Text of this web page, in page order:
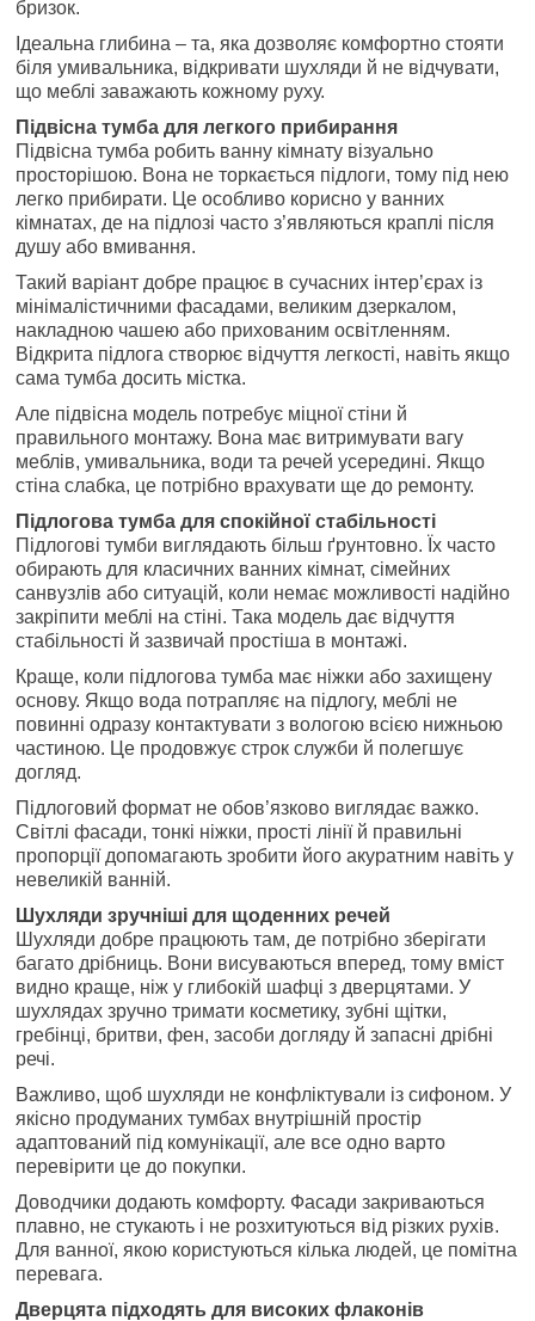
бризок.
Ідеальна глибина – та, яка дозволяє комфортно стояти
біля умивальника, відкривати шухляди й не відчувати,
що меблі заважають кожному руху.
Підвісна тумба для легкого прибирання
Підвісна тумба робить ванну кімнату візуально
просторішою. Вона не торкається підлоги, тому під нею
легко прибирати. Це особливо корисно у ванних
кімнатах, де на підлозі часто з’являються краплі після
душу або вмивання.
Такий варіант добре працює в сучасних інтер’єрах із
мінімалістичними фасадами, великим дзеркалом,
накладною чашею або прихованим освітленням.
Відкрита підлога створює відчуття легкості, навіть якщо
сама тумба досить містка.
Але підвісна модель потребує міцної стіни й
правильного монтажу. Вона має витримувати вагу
меблів, умивальника, води та речей усередині. Якщо
стіна слабка, це потрібно врахувати ще до ремонту.
Підлогова тумба для спокійної стабільності
Підлогові тумби виглядають більш ґрунтовно. Їх часто
обирають для класичних ванних кімнат, сімейних
санвузлів або ситуацій, коли немає можливості надійно
закріпити меблі на стіні. Така модель дає відчуття
стабільності й зазвичай простіша в монтажі.
Краще, коли підлогова тумба має ніжки або захищену
основу. Якщо вода потрапляє на підлогу, меблі не
повинні одразу контактувати з вологою всією нижньою
частиною. Це продовжує строк служби й полегшує
догляд.
Підлоговий формат не обов’язково виглядає важко.
Світлі фасади, тонкі ніжки, прості лінії й правильні
пропорції допомагають зробити його акуратним навіть у
невеликій ванній.
Шухляди зручніші для щоденних речей
Шухляди добре працюють там, де потрібно зберігати
багато дрібниць. Вони висуваються вперед, тому вміст
видно краще, ніж у глибокій шафці з дверцятами. У
шухлядах зручно тримати косметику, зубні щітки,
гребінці, бритви, фен, засоби догляду й запасні дрібні
речі.
Важливо, щоб шухляди не конфліктували із сифоном. У
якісно продуманих тумбах внутрішній простір
адаптований під комунікації, але все одно варто
перевірити це до покупки.
Доводчики додають комфорту. Фасади закриваються
плавно, не стукають і не розхитуються від різких рухів.
Для ванної, якою користуються кілька людей, це помітна
перевага.
Дверцята підходять для високих флаконів